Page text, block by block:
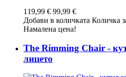
119,99 € 99,99 €
Добави в количката Количка
Намалена цена!
The Rimming Chair -
лицето